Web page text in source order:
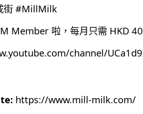
街 #MillMilk
Member 啦，每月只需 HKD 40
channel/
https://www.mill-milk.com/